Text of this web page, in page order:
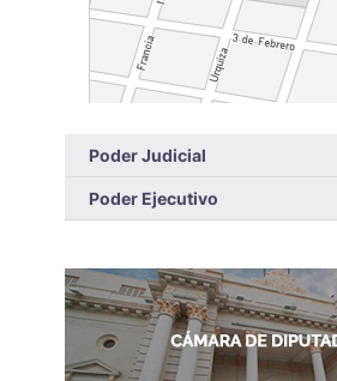
Poder Judicial
Poder Ejecutivo